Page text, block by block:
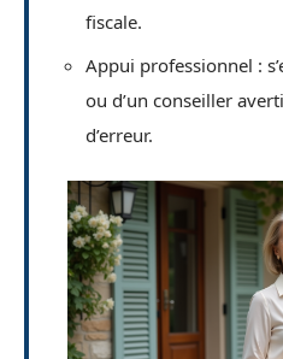
fiscale.
Appui professionnel :
ou d’un conseiller
d’erreur.